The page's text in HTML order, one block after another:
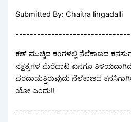
Submitted By: Chaitra lingadalli
ಕಣ್ ಮುಚ್ಚಿದ ಕoಗಳಲ್ಲಿ ನೆಲೆಕಾಣದ
ನಕ್ಷತ್ರಗಳ ಮೆರೆದಾಟ ಏನಗೂ
ಪರದಾಡುತ್ತಿರುವುದು ನೆಲೆಕಾಣದ
ಯೋ ಎಂದು!!